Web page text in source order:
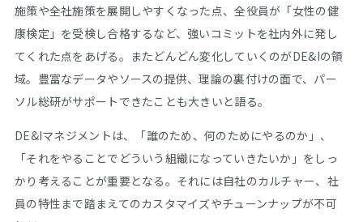
施策や全社施策を展開しやすくなった点、全役員が「女性の健
康検定」を受検し合格するなど、強いコミットを社内外に発し
てくれた点をあげる。またどんどん変化していくのがDE&Iの領
域。豊富なデータやソースの提供、理論の裏付けの面で、パー
ソル総研がサポートできたことも大きいと語る。
DE&Iマネジメントは、「誰のため、何のためにやるのか」、
「それをやることでどういう組織になっていきたいか」をしっ
かり考えることが重要となる。それには自社のカルチャー、社
員の特性まで踏まえてのカスタマイズやチューンナップが不可